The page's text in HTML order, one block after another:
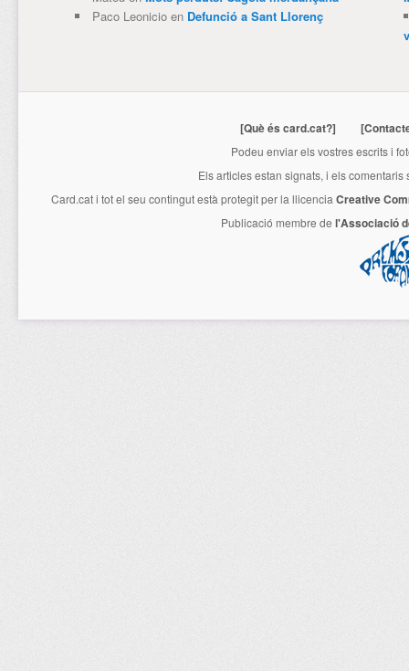
Paco Leonicioen Defunció a Sant Llorenç
[Què és card.cat?]
Podeu enviar els vostres escrits i
Els articles estan signats, i els
Card.cati tot el seu contingut està protegit per la llicencia Creative
Publicació membre de l'Associació